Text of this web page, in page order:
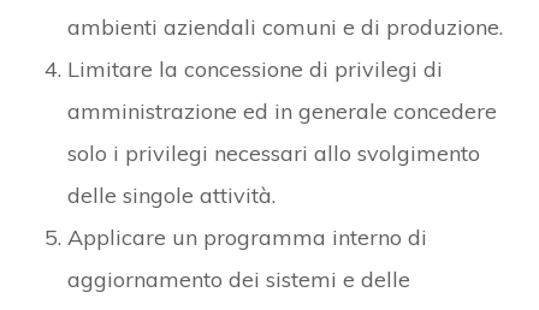
ambienti aziendali comuni e di produzione.
Limitare la concessione di privilegi di
amministrazione ed in generale concedere
solo i privilegi necessari allo svolgimento
delle singole attività.
Applicare un programma interno di
aggiornamento dei sistemi e delle